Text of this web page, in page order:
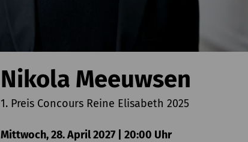
Nikola Meeuwsen
1. Preis Concours Reine Elisabeth 2025
Mittwoch, 28. April 2027 | 20:00 Uhr